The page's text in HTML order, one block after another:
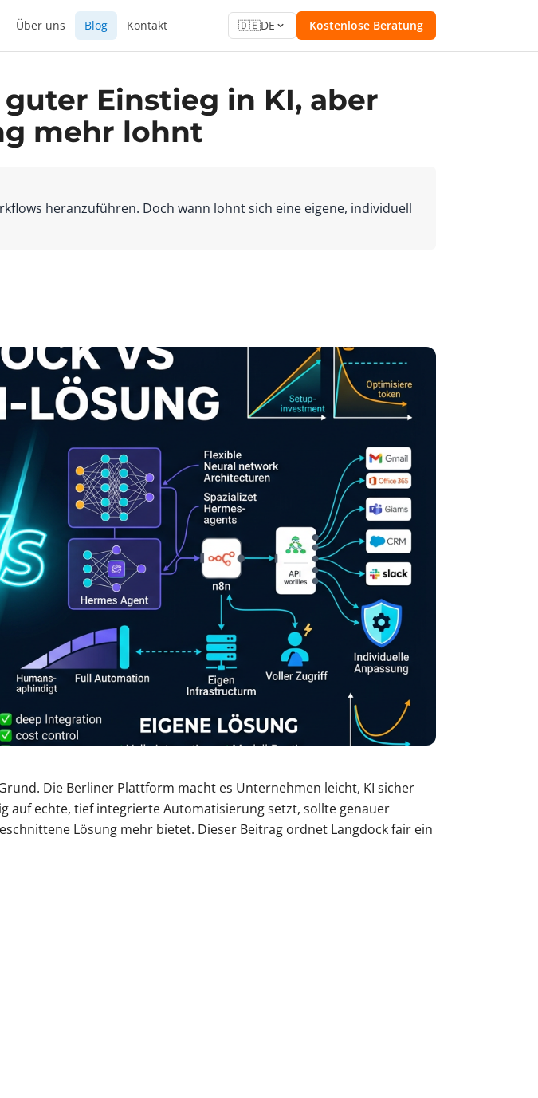
Über uns Blog Kontakt 🇩🇪DE Kostenlose Beratung
Einstieg in KI, aber
mehr lohnt
heranzuführen. Doch wann lohnt sich eine eigene, individuell
Die Berliner Plattform macht es Unternehmen leicht, KI sicher
auf echte, tief integrierte Automatisierung setzt, sollte genauer
Lösung mehr bietet. Dieser Beitrag ordnet Langdock fair ein